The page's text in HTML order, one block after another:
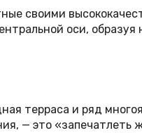
своими
оси,
терраса и ряд
— это «запечатлеть